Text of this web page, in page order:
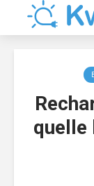
quelle